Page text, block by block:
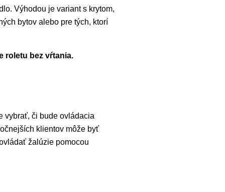
Výhodou je variant s krytom,
bytov alebo pre tých, ktorí
roletu bez vŕtania.
vybrať, či bude ovládacia
klientov môže byť
žalúzie pomocou